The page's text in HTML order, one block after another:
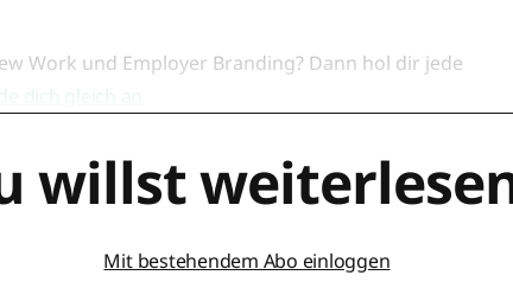
Work und Employer Branding? Dann hol dir jede
willst
Mit bestehendem Abo einloggen